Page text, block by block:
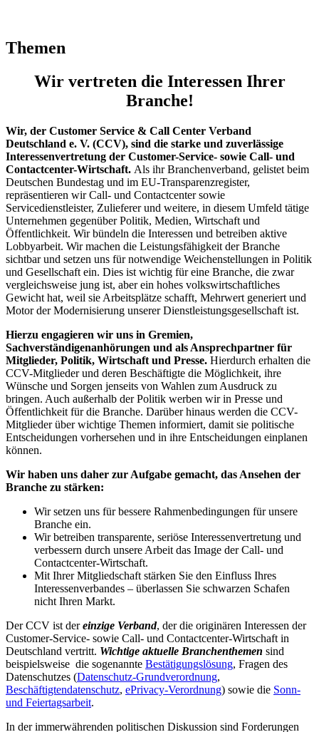
Themen
Wir vertreten die Interessen Ihrer
Branche!
Wir, der Customer Service & Call Center Verband
Deutschland e. V. (CCV), sind die starke und zuverlässige
Interessenvertretung der Customer-Service- sowie Call- und
Contactcenter-Wirtschaft. Als ihr Branchenverband, gelistet beim
Deutschen Bundestag und im EU-Transparenzregister,
repräsentieren wir Call- und Contactcenter sowie
Servicedienstleister, Zulieferer und weitere, in diesem Umfeld tätige
Unternehmen gegenüber Politik, Medien, Wirtschaft und
Öffentlichkeit. Wir bündeln die Interessen und betreiben aktive
Lobbyarbeit. Wir machen die Leistungsfähigkeit der Branche
sichtbar und setzen uns für notwendige Weichenstellungen in Politik
und Gesellschaft ein. Dies ist wichtig für eine Branche, die zwar
vergleichsweise jung ist, aber ein hohes volkswirtschaftliches
Gewicht hat, weil sie Arbeitsplätze schafft, Mehrwert generiert und
Motor der Modernisierung unserer Dienstleistungsgesellschaft ist.
Hierzu engagieren wir uns in Gremien,
Sachverständigenanhörungen und als Ansprechpartner für
Mitglieder, Politik, Wirtschaft und Presse. Hierdurch erhalten die
CCV-Mitglieder und deren Beschäftigte die Möglichkeit, ihre
Wünsche und Sorgen jenseits von Wahlen zum Ausdruck zu
bringen. Auch außerhalb der Politik werben wir in Presse und
Öffentlichkeit für die Branche. Darüber hinaus werden die CCV-
Mitglieder über wichtige Themen informiert, damit sie politische
Entscheidungen vorhersehen und in ihre Entscheidungen einplanen
können.
Wir haben uns daher zur Aufgabe gemacht, das Ansehen der
Branche zu stärken:
Wir setzen uns für bessere Rahmenbedingungen für unsere
Branche ein.
Wir betreiben transparente, seriöse Interessenvertretung und
verbessern durch unsere Arbeit das Image der Call- und
Contactcenter-Wirtschaft.
Mit Ihrer Mitgliedschaft stärken Sie den Einfluss Ihres
Interessenverbandes – überlassen Sie schwarzen Schafen
nicht Ihren Markt.
Der CCV ist dereinzige Verband, der die originären Interessen der
Customer-Service- sowie Call- und Contactcenter-Wirtschaft in
Deutschland vertritt. Wichtige aktuelle Branchenthemen sind
beispielsweise die sogenannte Bestätigungslösung, Fragen des
Datenschutzes (Datenschutz-Grundverordnung,
Beschäftigtendatenschutz, ePrivacy-Verordnung) sowie die Sonn-
und Feiertagsarbeit.
In der immerwährenden politischen Diskussion sind Forderungen